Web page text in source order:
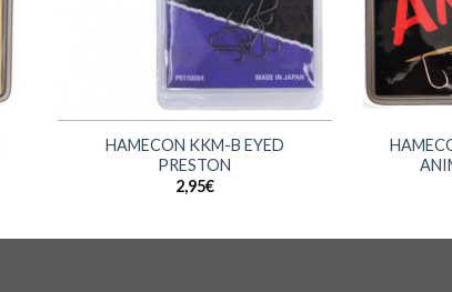
HAMECON KKM-B EYED
PRESTON
2,95€
+